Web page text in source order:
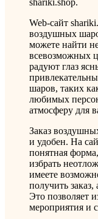
Web-сайт
воздушных
можете найти
всевозможных
радуют глаз
шаров, таких
любимых
атмосферу для
Заказ
и удобен. На
понятная
избрать
имеете
получить
Это позволяет
мероприятия и